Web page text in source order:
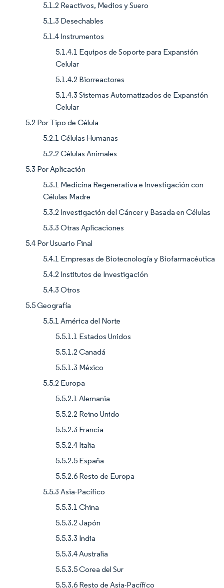
5.1.2 Reactivos, Medios y Suero
5.1.3 Desechables
5.1.4 Instrumentos
5.1.4.1 Equipos de Soporte para Expansión
Celular
5.1.4.2 Biorreactores
5.1.4.3 Sistemas Automatizados de Expansión
Celular
5.2 Por Tipo de Célula
5.2.1 Células Humanas
5.2.2 Células Animales
5.3 Por Aplicación
5.3.1 Medicina Regenerativa e Investigación con
Células Madre
5.3.2 Investigación del Cáncer y Basada en Células
5.3.3 Otras Aplicaciones
5.4 Por Usuario Final
5.4.1 Empresas de Biotecnología y Biofarmacéutica
5.4.2 Institutos de Investigación
5.4.3 Otros
5.5 Geografía
5.5.1 América del Norte
5.5.1.1 Estados Unidos
5.5.1.2 Canadá
5.5.1.3 México
5.5.2 Europa
5.5.2.1 Alemania
5.5.2.2 Reino Unido
5.5.2.3 Francia
5.5.2.4 Italia
5.5.2.5 España
5.5.2.6 Resto de Europa
5.5.3 Asia-Pacífico
5.5.3.1 China
5.5.3.2 Japón
5.5.3.3 India
5.5.3.4 Australia
5.5.3.5 Corea del Sur
5.5.3.6 Resto de Asia-Pacífico